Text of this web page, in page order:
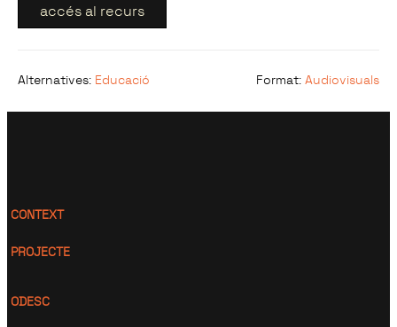
accés al recurs
Alternatives: Educació Format: Audiovisuals
CONTEXT
PROJECTE
ODESC